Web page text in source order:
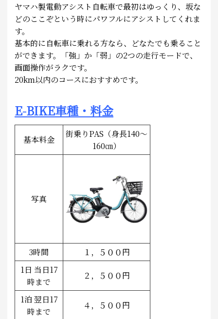
ヤマハ製電動アシスト自転車で最初はゆっくり、坂な
どのここぞという時にパワフルにアシストしてくれま
す。
基本的に自転車に乗れる方なら、どなたでも乗ること
ができます。「強」か「弱」の2つの走行モードで、
画面操作がラクです。
20km以内のコースにおすすめです。
E-BIKE車種・料金
基本料金
街乗りPAS（身長140～
160㎝）
写真
3時間
１，５００円
1日 当日17
時まで
２，５００円
1泊 翌日17
時まで
４，５００円